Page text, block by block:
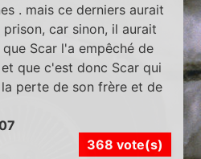
. mais ce derniers aurait
car sinon, il aurait
Scar l'a empêché de
que c'est donc Scar qui
perte de son frère et de
368 vote(s)